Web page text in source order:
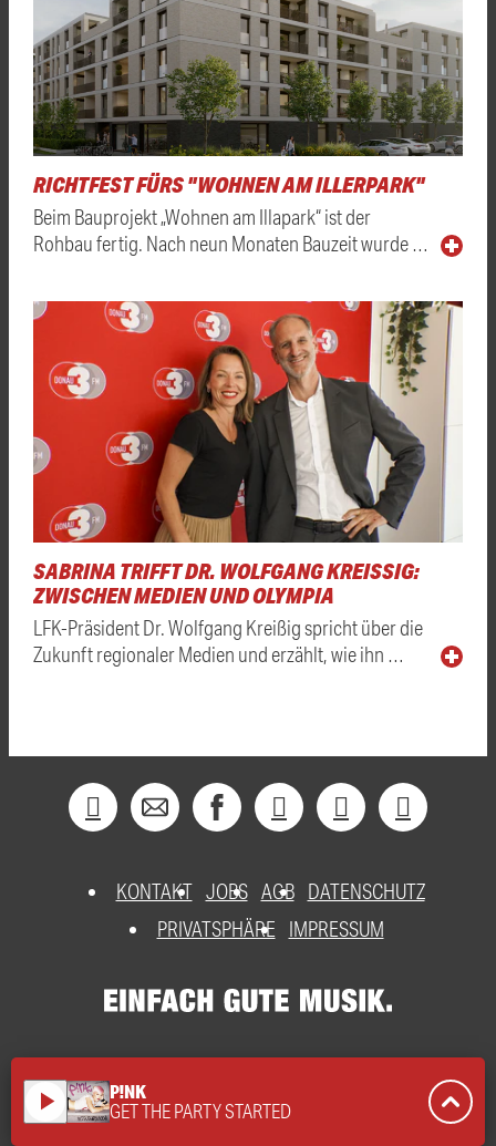
RICHTFEST FÜRS "WOHNEN AM ILLERPARK"
Beim Bauprojekt „Wohnen am Illapark“ ist der
Rohbau fertig. Nach neun Monaten Bauzeit wurde …
SABRINA TRIFFT DR. WOLFGANG KREISSIG: Z
WISCHEN MEDIEN UND OLYMPIA
LFK-Präsident Dr. Wolfgang Kreißig spricht über die
Zukunft regionaler Medien und erzählt, wie ihn …
KONTAKT JOBS AGB DATENSCHUTZ
PRIVATSPHÄRE
IMPRESSUM
play_arrow P!NK
GET THE PARTY STARTED